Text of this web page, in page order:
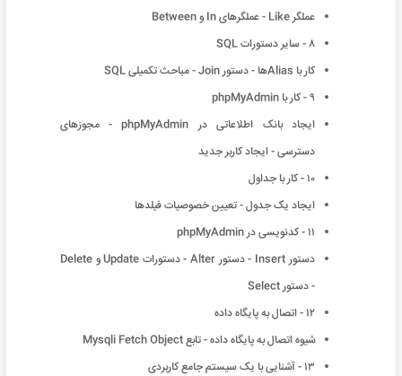
عملگر Like - عملگرهای In و Between
٨ - سایر دستورات SQL
کار با Aliasها - دستور Join - مباحث تکمیلی SQL
٩ - کار با phpMyAdmin
ایجاد بانک اطلاعاتی در phpMyAdmin - مجوزهای
دسترسی - ایجاد کاربر جدید
١٠ - کار با جداول
ایجاد یک جدول - تعیین خصوصیات فیلدها
١١ - کدنویسی در phpMyAdmin
دستور Insert - دستور Alter - دستورات Update و Delete
- دستور Select
١٢ - اتصال به پایگاه داده
شیوه اتصال به پایگاه داده - تابع Mysqli Fetch Object
١٣ - آشنایی با یک سیستم جامع کاربردی